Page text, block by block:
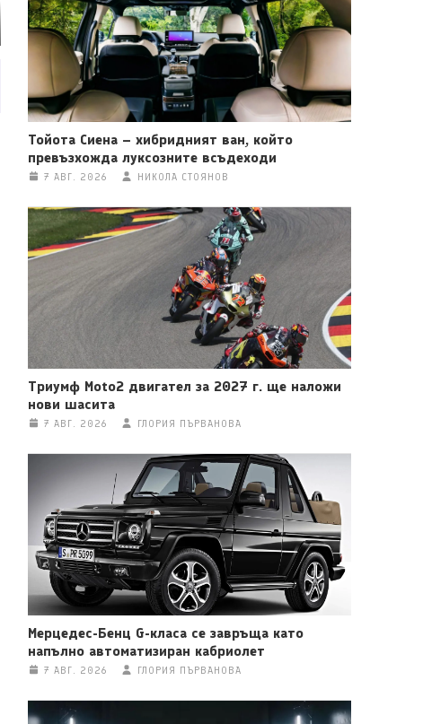
Тойота Сиена – хибридният ван, който
превъзхожда луксозните всъдеходи
7 АВГ. 2026 НИКОЛА СТОЯНОВ
Триумф Moto2 двигател за 2027 г. ще наложи
нови шасита
7 АВГ. 2026 ГЛОРИЯ ПЪРВАНОВА
Мерцедес-Бенц G-класа се завръща като
напълно автоматизиран кабриолет
7 АВГ. 2026 ГЛОРИЯ ПЪРВАНОВА